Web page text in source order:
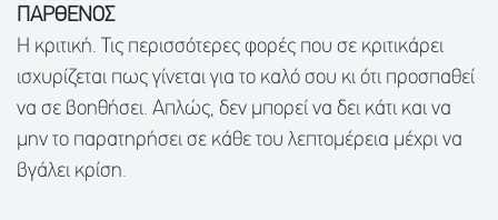
ΠΑΡΘΕΝΟΣ
Η κριτική. Τις περισσότερες φορές που σε κριτικάρει
ισχυρίζεται πως γίνεται για το καλό σου κι ότι προσπαθεί
να σε βοηθήσει. Απλώς, δεν μπορεί να δει κάτι και να
μην το παρατηρήσει σε κάθε του λεπτομέρεια μέχρι να
βγάλει κρίση.